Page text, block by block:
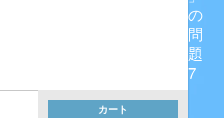
の
問
題
7
カート